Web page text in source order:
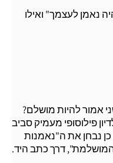
נאמן לעצמך" ואילו
אמור להיות מושלם?
פילוסופי מעמיק סביב
נבחן את ה"נאמנות
דרך כתב היד.